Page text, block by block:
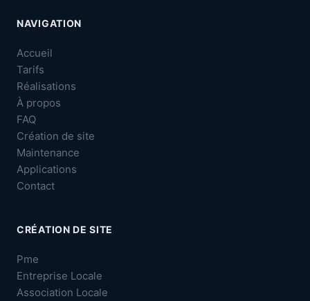
NAVIGATION
Accueil
Tarifs
Réalisations
À propos
FAQ
Création de site
Maintenance
Applications
Contact
CRÉATION DE SITE
Pme
Entreprise Locale
Association Locale